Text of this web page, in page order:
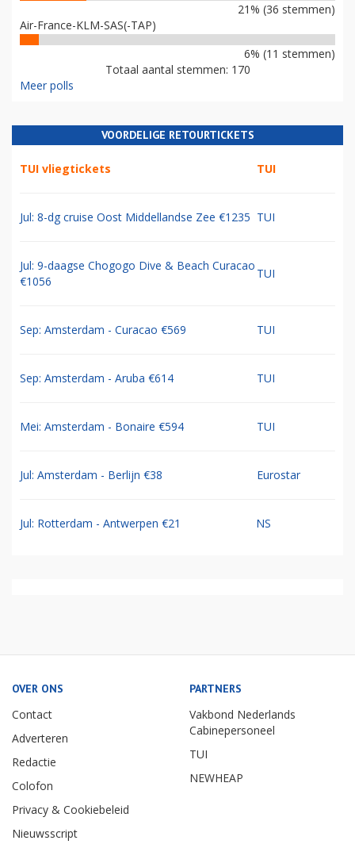
21% (36 stemmen)
Air-France-KLM-SAS(-TAP)
6% (11 stemmen)
Totaal aantal stemmen: 170
Meer polls
VOORDELIGE RETOURTICKETS
TUI vliegtickets TUI
Jul: 8-dg cruise Oost Middellandse Zee €1235 TUI
Jul: 9-daagse Chogogo Dive & Beach Curacao
€1056
TUI
Sep: Amsterdam - Curacao €569 TUI
Sep: Amsterdam - Aruba €614 TUI
Mei: Amsterdam - Bonaire €594 TUI
Jul: Amsterdam - Berlijn €38 Eurostar
Jul: Rotterdam - Antwerpen €21 NS
OVER ONS
Contact
Adverteren
Redactie
Colofon
Privacy & Cookiebeleid
Nieuwsscript
PARTNERS
Vakbond Nederlands
Cabinepersoneel
TUI
NEWHEAP